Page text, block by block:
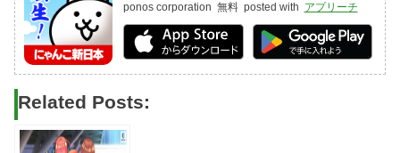
ponos corporation 無料 posted with アプリーチ
Related Posts: